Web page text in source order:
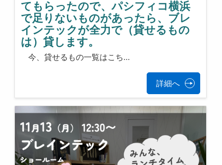
てもらったので、パシフィコ横浜
で足りないものがあったら、ブレ
インテックが全力で（貸せるもの
は）貸します。
今、貸せるもの一覧はこち…
詳細へ